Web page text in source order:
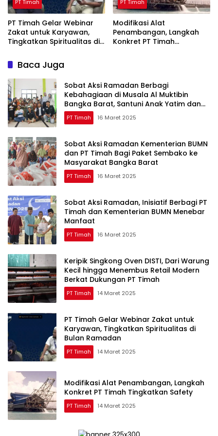
PT Timah
PT Timah Gelar Webinar
Zakat untuk Karyawan,
Tingkatkan Spiritualitas di
PT Timah
Modifikasi Alat
Penambangan, Langkah
Konkret PT Timah
Baca Juga
Sobat Aksi Ramadan Berbagi
Kebahagiaan di Musala Al Muktibin
Bangka Barat, Santuni Anak Yatim dan
Piatu
PT Timah 16 Maret 2025
Sobat Aksi Ramadan Kementerian BUMN
dan PT Timah Bagi Paket Sembako ke
Masyarakat Bangka Barat
PT Timah 16 Maret 2025
Sobat Aksi Ramadan, Inisiatif Berbagi PT
Timah dan Kementerian BUMN Menebar
Manfaat
PT Timah 16 Maret 2025
Keripik Singkong Oven DISTI, Dari Warung
Kecil hingga Menembus Retail Modern
Berkat Dukungan PT Timah
PT Timah 14 Maret 2025
PT Timah Gelar Webinar Zakat untuk
Karyawan, Tingkatkan Spiritualitas di
Bulan Ramadan
PT Timah 14 Maret 2025
Modifikasi Alat Penambangan, Langkah
Konkret PT Timah Tingkatkan Safety
PT Timah 14 Maret 2025